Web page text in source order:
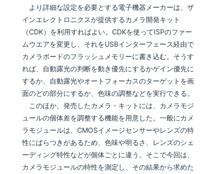
より詳細な設定を必要とする電子機器メーカーは、ザ
インエレクトロニクスが提供するカメラ開発キット
（CDK）を利用すればよい。CDKを使ってISPのファー
ムウエアを変更し、それをUSBインターフェース経由で
カメラボードのフラッシュメモリーに書き込む。そうす
れば、自動露光の判断を動き優先にするかゲイン優先に
するか、自動露光やオートフォーカスのターゲットを画
面のどの部分にするか、色味の調整などを実行できる。
このほか、発売したカメラ・キットには、カメラモジ
ュールの個体差を調整する機能を用意した。一般にカメ
ラモジュールは、CMOSイメージセンサーやレンズの特
性にばらつきがあるため、色味や明るさ、レンズのシェ
ーディング特性などが個体ごとに違う。そこで今回は、
カメラモジュールの特性を測定し、その結果から求めた